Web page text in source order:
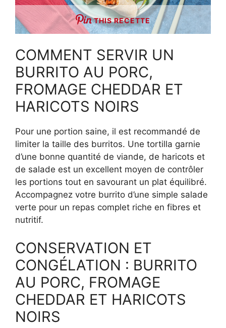
THIS RECETTE
COMMENT SERVIR UN
BURRITO AU PORC,
FROMAGE CHEDDAR ET
HARICOTS NOIRS
Pour une portion saine, il est recommandé de
limiter la taille des burritos. Une tortilla garnie
d’une bonne quantité de viande, de haricots et
de salade est un excellent moyen de contrôler
les portions tout en savourant un plat équilibré.
Accompagnez votre burrito d’une simple salade
verte pour un repas complet riche en fibres et
nutritif.
CONSERVATION ET
CONGÉLATION : BURRITO
AU PORC, FROMAGE
CHEDDAR ET HARICOTS
NOIRS